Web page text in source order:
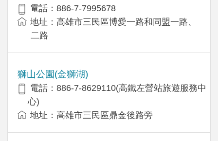
電話：886-7-7995678
地址：高雄市三民區博愛一路和同盟一路、
二路
獅山公園(金獅湖)
電話：886-7-8629110(高鐵左營站旅遊服務中
心)
地址：高雄市三民區鼎金後路旁